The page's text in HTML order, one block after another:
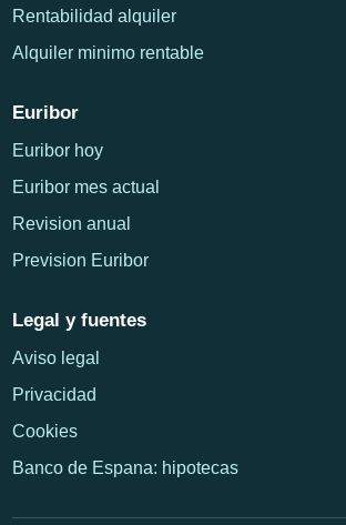
Rentabilidad alquiler
Alquiler minimo rentable
Euribor
Euribor hoy
Euribor mes actual
Revision anual
Prevision Euribor
Legal y fuentes
Aviso legal
Privacidad
Cookies
Banco de Espana: hipotecas